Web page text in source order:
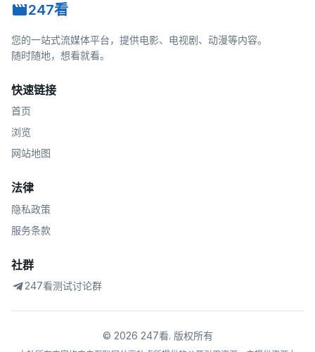
247看
您的一站式流媒体平台，提供电影、电视剧、动漫等内容。
随时随地，想看就看。
快速链接
首页
浏览
网站地图
法律
隐私政策
服务条款
社群
247看测试讨论群
© 2026 247看. 版权所有